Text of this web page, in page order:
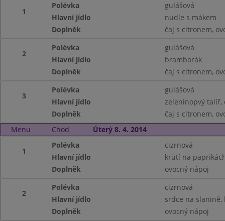
1
Polévka
gulášová
Hlavní jídlo
nudle s mákem
Doplněk
čaj s citronem,
2
Polévka
gulášová
Hlavní jídlo
bramborák
Doplněk
čaj s citronem,
3
Polévka
gulášová
Hlavní jídlo
zeleninopvý talíř,
Doplněk
čaj s citronem,
Menu
Chod Úterý 8. 4. 2014
1
Polévka
cizrnová
Hlavní jídlo
krůtí na
Doplněk
ovocný nápoj
2
Polévka
cizrnová
Hlavní jídlo
srdce na
Doplněk
ovocný nápoj